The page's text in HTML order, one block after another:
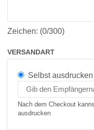
Zeichen: (0/300)
VERSANDART
Selbst
Nach dem Checkout
ausdrucken